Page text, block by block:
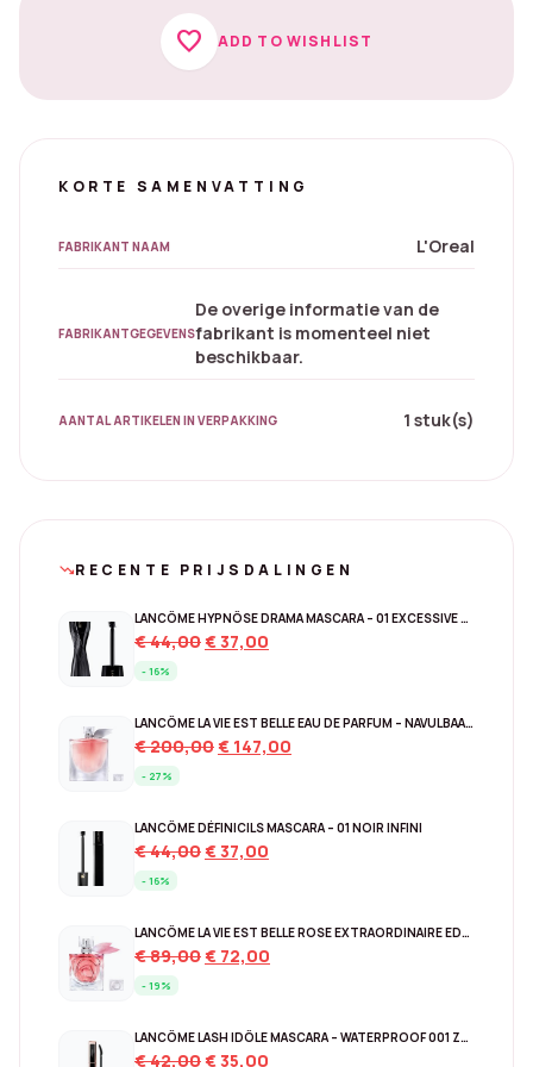
favorite ADD TO WISHLIST
KORTE SAMENVATTING
FABRIKANT NAAM L'Oreal
FABRIKANTGEGEVENS
De overige informatie van de
fabrikant is momenteel niet
beschikbaar.
AANTAL ARTIKELEN IN VERPAKKING 1 stuk(s)
trending_downRECENTE PRIJSDALINGEN
LANCÔME HYPNÔSE DRAMA MASCARA – 01 EXCESSIVE BLACK
€44,00Original
€37,00
- 16%
LANCÔME LA VIE EST BELLE EAU DE PARFUM – NAVULBAAR 150 ML
€200,00Original
€ 147,00
- 27%
LANCÔME DÉFINICILS MASCARA – 01 NOIR INFINI
€44,00Original
€37,00
- 16%
LANCÔME LA VIE EST BELLE ROSE EXTRAORDINAIRE EDP – 30 ML
€89,00Original
€ 89,00.
€ 72,00
- 19%
LANCÔME LASH IDÔLE MASCARA – WATERPROOF 001 ZWART
€42,00Original
€35,00